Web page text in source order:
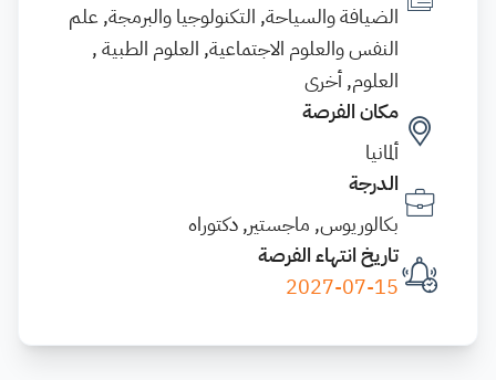
الضيافة والسياحة, التكنولوجيا والبرمجة, علم
النفس والعلوم الاجتماعية, العلوم الطبية ,
العلوم, أخرى
مكان الفرصة
ألمانيا
الدرجة
بكالوريوس, ماجستير, دكتوراه
تاريخ انتهاء الفرصة
2027-07-15